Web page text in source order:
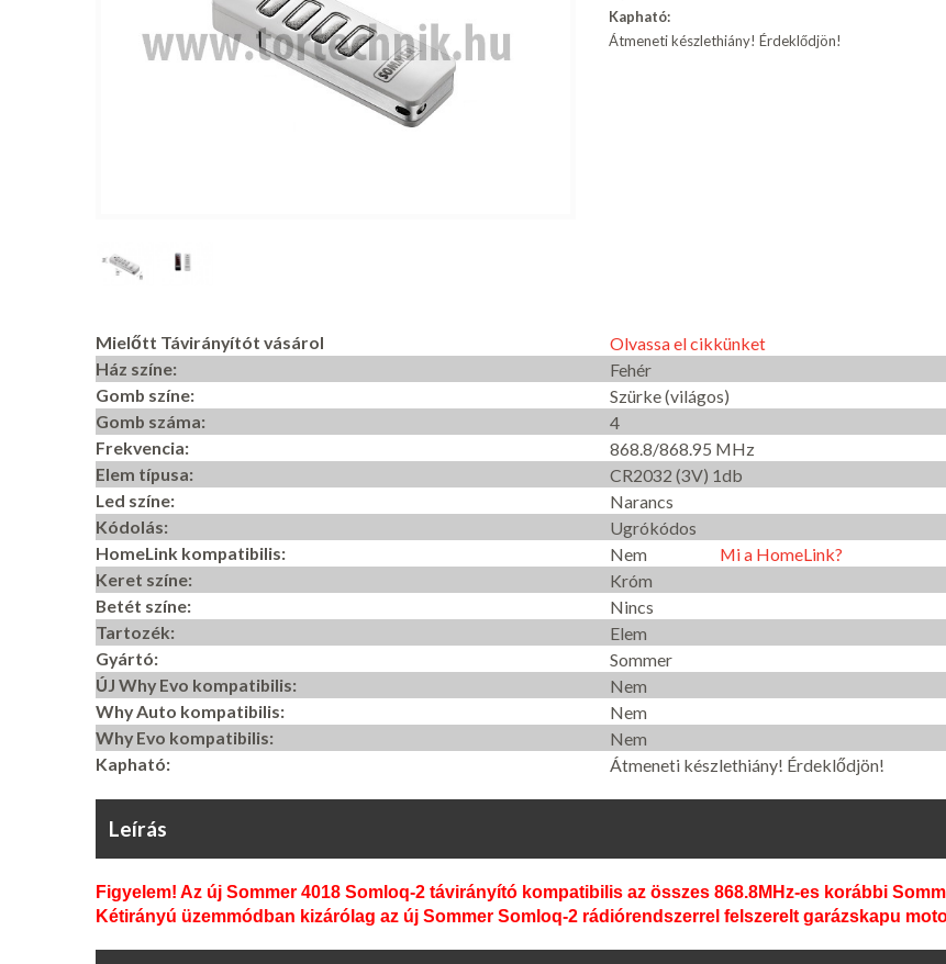
Kapható:
Átmeneti készlethiány! Érdeklődjön!
Mielőtt Távirányítót vásárol
Olvassa el cikkünket
Ház színe:
Fehér
Gomb színe:
Szürke (világos)
Gomb száma:
4
Frekvencia:
868.8/868.95 MHz
Elem típusa:
CR2032 (3V) 1db
Led színe:
Narancs
Kódolás:
Ugrókódos
HomeLink kompatibilis:
Nem
Mi a HomeLink?
Keret színe:
Króm
Betét színe:
Nincs
Tartozék:
Elem
Gyártó:
Sommer
ÚJ Why Evo kompatibilis:
Nem
Why Auto kompatibilis:
Nem
Why Evo kompatibilis:
Nem
Kapható:
Átmeneti készlethiány! Érdeklődjön!
Leírás
Figyelem! Az új Sommer 4018 Somloq-2 távirányító kompatibilis az összes 868.8MHz-es korábbi
Kétirányú üzemmódban kizárólag az új Sommer Somloq-2 rádiórendszerrel felszerelt garázskapu